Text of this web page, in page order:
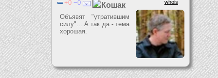
whois
0 0 Кошак
Объявят "утратившим
силу"... А так да - тема
хорошая.